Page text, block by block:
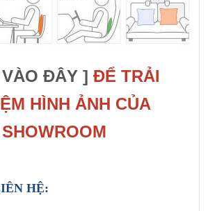
ĐÂY ] ĐỂ TRẢI
HÌNH ẢNH CỦA
SHOWROOM
HỆ: